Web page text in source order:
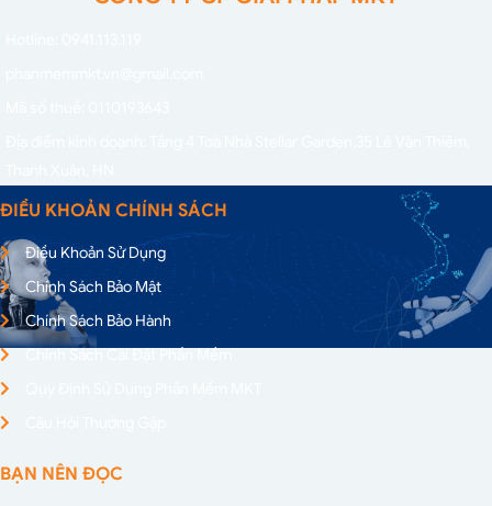
ĐIỀU KHOẢN CHÍNH SÁCH
Điều Khoản Sử Dụng
Chính Sách Bảo Mật
Chính Sách Bảo Hành
BẠN NÊN ĐỌC